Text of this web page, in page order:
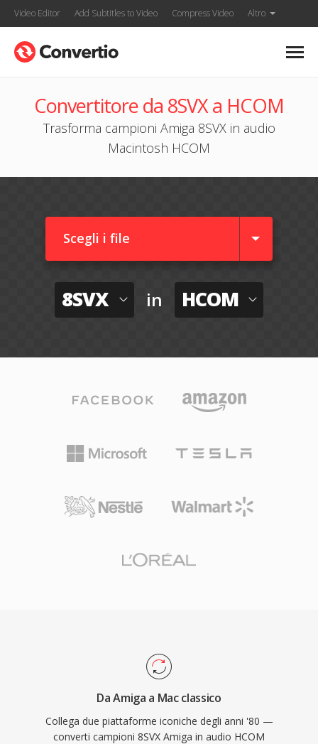
Video Editor Add Subtitles to Video Compress Video Altro
Convertitore da 8SVX a HCOM
Trasforma campioni Amiga 8SVX in audio
Macintosh HCOM
Scegli i file
8SVX in HCOM
Da Amiga a Mac classico
Collega due piattaforme iconiche degli anni '80 —
converti campioni 8SVX Amiga in audio HCOM